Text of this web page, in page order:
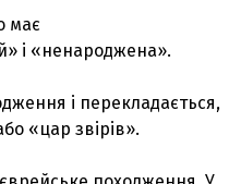
має
і «ненароджена».
і перекладається,
«цар звірів».